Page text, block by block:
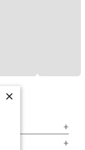
+
+
×